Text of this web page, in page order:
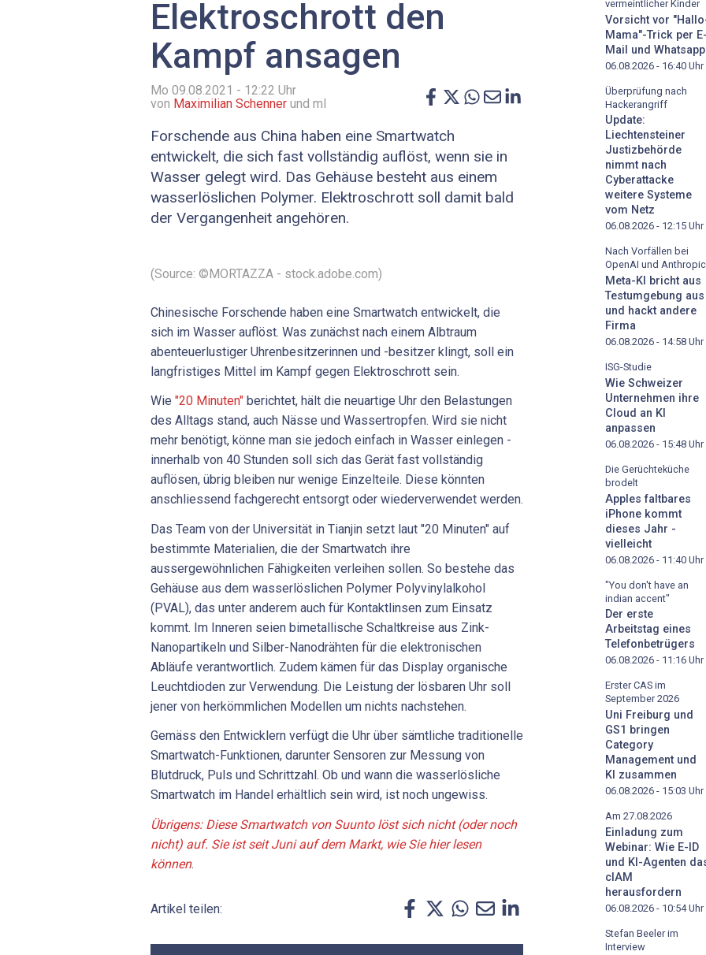
Elektroschrott den
Kampf ansagen
Mo 09.08.2021 - 12:22 Uhr
von Maximilian Schenner und ml
Forschende aus China haben eine Smartwatch
entwickelt, die sich fast vollständig auflöst, wenn sie in
Wasser gelegt wird. Das Gehäuse besteht aus einem
wasserlöslichen Polymer. Elektroschrott soll damit bald
der Vergangenheit angehören.
(Source: ©MORTAZZA - stock.adobe.com)
Chinesische Forschende haben eine Smartwatch entwickelt, die
sich im Wasser auflöst. Was zunächst nach einem Albtraum
abenteuerlustiger Uhrenbesitzerinnen und -besitzer klingt, soll ein
langfristiges Mittel im Kampf gegen Elektroschrott sein.
Wie "20 Minuten" berichtet, hält die neuartige Uhr den Belastungen
des Alltags stand, auch Nässe und Wassertropfen. Wird sie nicht
mehr benötigt, könne man sie jedoch einfach in Wasser einlegen -
innerhalb von 40 Stunden soll sich das Gerät fast vollständig
auflösen, übrig bleiben nur wenige Einzelteile. Diese könnten
anschliessend fachgerecht entsorgt oder wiederverwendet werden.
Das Team von der Universität in Tianjin setzt laut "20 Minuten" auf
bestimmte Materialien, die der Smartwatch ihre
aussergewöhnlichen Fähigkeiten verleihen sollen. So bestehe das
Gehäuse aus dem wasserlöslichen Polymer Polyvinylalkohol
(PVAL), das unter anderem auch für Kontaktlinsen zum Einsatz
kommt. Im Inneren seien bimetallische Schaltkreise aus Zink-
Nanopartikeln und Silber-Nanodrähten für die elektronischen
Abläufe verantwortlich. Zudem kämen für das Display organische
Leuchtdioden zur Verwendung. Die Leistung der lösbaren Uhr soll
jener von herkömmlichen Modellen um nichts nachstehen.
Gemäss den Entwicklern verfügt die Uhr über sämtliche traditionelle
Smartwatch-Funktionen, darunter Sensoren zur Messung von
Blutdruck, Puls und Schrittzahl. Ob und wann die wasserlösliche
Smartwatch im Handel erhältlich sein wird, ist noch ungewiss.
Übrigens: Diese Smartwatch von Suunto löst sich nicht (oder noch
nicht) auf. Sie ist seit Juni auf dem Markt, wie Sie hier lesen
können.
Artikel teilen:
vermeintlicher Kinder
Vorsicht vor
Mama"-Trick per E-
Mail und Whatsapp
06.08.2026 - 16:40 Uhr
Überprüfung nach
Hackerangriff
Update:
Liechtensteiner
Justizbehörde
nimmt nach
Cyberattacke
weitere Systeme
vom Netz
06.08.2026 - 12:15 Uhr
Nach Vorfällen bei
OpenAI und Anthropic
Meta-KI bricht aus
Testumgebung aus
und hackt andere
Firma
06.08.2026 - 14:58 Uhr
ISG-Studie
Wie Schweizer
Unternehmen ihre
Cloud an KI
anpassen
06.08.2026 - 15:48 Uhr
Die Gerüchteküche
brodelt
Apples faltbares
iPhone kommt
dieses Jahr -
vielleicht
06.08.2026 - 11:40 Uhr
"You don't have an
indian accent"
Der erste
Arbeitstag eines
Telefonbetrügers
06.08.2026 - 11:16 Uhr
Erster CAS im
September 2026
Uni Freiburg und
GS1 bringen
Category
Management und
KI zusammen
06.08.2026 - 15:03 Uhr
Am 27.08.2026
Einladung zum
Webinar: Wie E-ID
und KI-Agenten
cIAM
herausfordern
06.08.2026 - 10:54Uhr
Stefan Beeler im
Interview